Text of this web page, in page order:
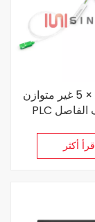
تخصيص 1 × 5 غير متوازن
PLC الألياف الفاصل ،
أكثر